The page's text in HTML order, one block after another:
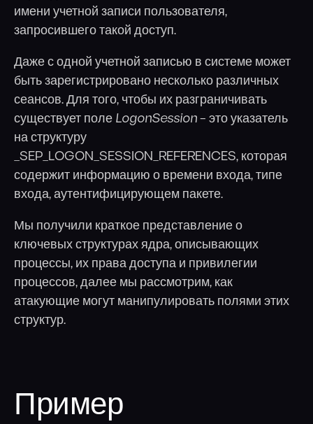
имени учетной записи пользователя,
запросившего такой доступ.
Даже с одной учетной записью в системе может
быть зарегистрировано несколько различных
сеансов. Для того, чтобы их разграничивать
существует поле LogonSession – это указатель
на структуру
_SEP_LOGON_SESSION_REFERENCES, которая
содержит информацию о времени входа, типе
входа, аутентифицирующем пакете.
Мы получили краткое представление о
ключевых структурах ядра, описывающих
процессы, их права доступа и привилегии
процессов, далее мы рассмотрим, как
атакующие могут манипулировать полями этих
структур.
Пример